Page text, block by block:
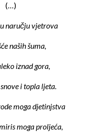
u naručju vjetrova
naših šuma,
iznad gora,
i topla ljeta.
moga djetinjstva
moga proljeća,